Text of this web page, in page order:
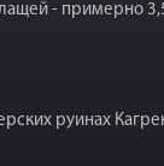
- примерно
руинах